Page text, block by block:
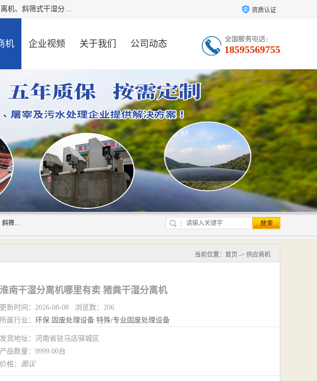
河南精拓环保设备有限公司（咨询电话：18595569755），主营产品：水力筛式固液分离机、水切式固液分离机、斜筛式干湿分离机、养猪场固液分离机、斜筛式固液分离机、屠宰场固液分离机、猪场干湿分离机等。公司从事固液分离设备及配套沼气池的研发、设计、销售与施工，并提供污水处理整体解决方案。 资质认证
机 企业视频 关于我们 公司动态 18595569755
河南精拓环保设备有限公司（咨询电话：18595569755），主营产品：水力筛式固液分离机、水切式固液分离机、斜筛式干湿分离机、养猪场固液分离机、斜筛式固液分离机、屠宰场固液分离机、猪场干湿分离机等。公司从事固液分离设备及配套沼气池的研发、设计、销售与施工，并提供污水处理整体解决方案。
当前位置： 首页 -> 供应商机
淮南干湿分离机哪里有卖 猪粪干湿分离机
更新时间：2026-08-08 浏览数：206
所属行业： 环保 固废处理设备 特殊/专业固废处理设备
发货地址：河南省驻马店驿城区
产品数量：9999.00台
价格： 面议